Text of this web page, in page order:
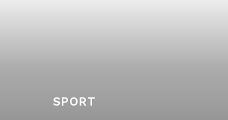
SPORT